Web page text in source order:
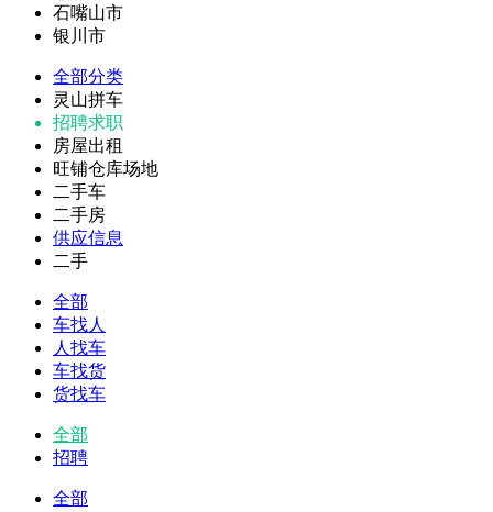
石嘴山市
银川市
全部分类
灵山拼车
招聘求职
房屋出租
旺铺仓库场地
二手车
二手房
供应信息
二手
全部
车找人
人找车
车找货
货找车
全部
招聘
全部